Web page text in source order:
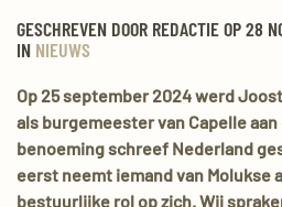
GESCHREVEN DOOR REDACTIE OP28
IN NIEUWS
Op 25 september 2024 werd
als burgemeester van Capelle
benoeming schreef Nederland
eerst neemt iemand van Molukse
bestuurlijke rol op zich. Wij